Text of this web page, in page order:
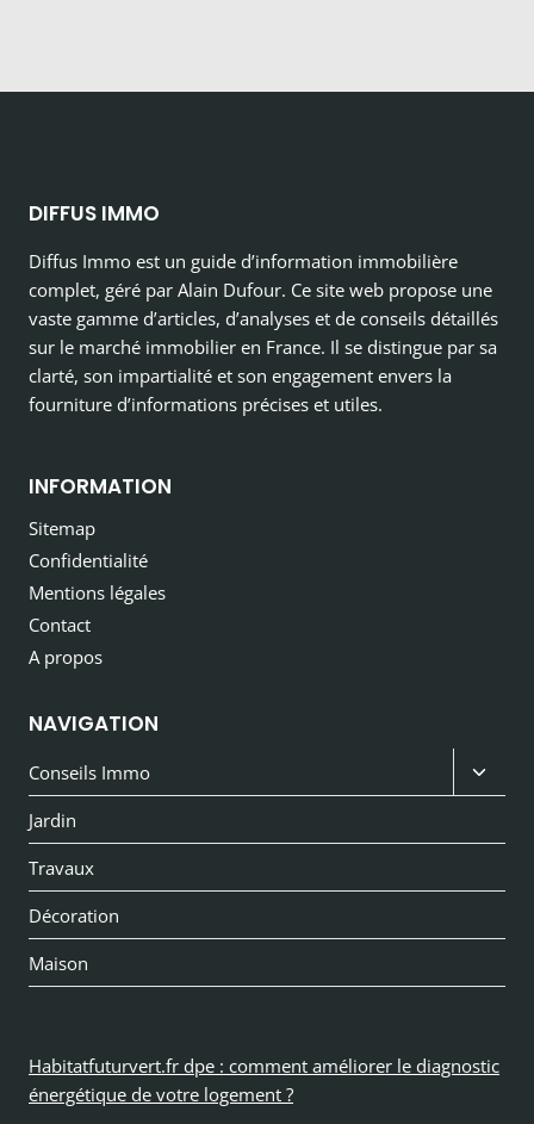
DIFFUS IMMO
Diffus Immo est un guide d’information immobilière
complet, géré par Alain Dufour. Ce site web propose une
vaste gamme d’articles, d’analyses et de conseils détaillés
sur le marché immobilier en France. Il se distingue par sa
clarté, son impartialité et son engagement envers la
fourniture d’informations précises et utiles.
INFORMATION
Sitemap
Confidentialité
Mentions légales
Contact
A propos
NAVIGATION
Conseils Immo
menu
Jardin
Travaux
Décoration
Maison
Habitatfuturvert.fr dpe : comment améliorer le diagnostic
énergétique de votre logement ?